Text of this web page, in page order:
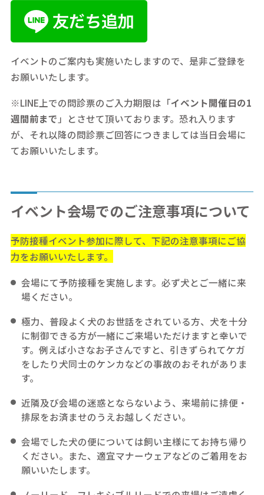
イベントのご案内も実施いたしますので、是非ご登録を
お願いいたします。
※LINE上での問診票のご入力期限は「イベント開催日の1
週間前まで」とさせて頂いております。恐れ入ります
が、それ以降の問診票ご回答につきましては当日会場に
てお願いいたします。
イベント会場でのご注意事項について
予防接種イベント参加に際して、下記の注意事項にご協
力をお願いいたします。
会場にて予防接種を実施します。必ず犬とご一緒に来
場ください。
極力、普段よく犬のお世話をされている方、犬を十分
に制御できる方が一緒にご来場いただけますと幸いで
す。例えば小さなお子さんですと、引きずられてケガ
をしたり犬同士のケンカなどの事故のおそれがありま
す。
近隣及び会場の迷惑とならないよう、来場前に排便・
排尿をお済ませのうえお越しください。
会場でした犬の便については飼い主様にてお持ち帰り
ください。また、適宜マナーウェアなどのご着用をお
願いいたします。